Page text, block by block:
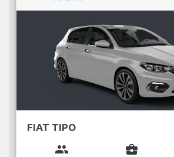
FIAT TIPO
group business_center